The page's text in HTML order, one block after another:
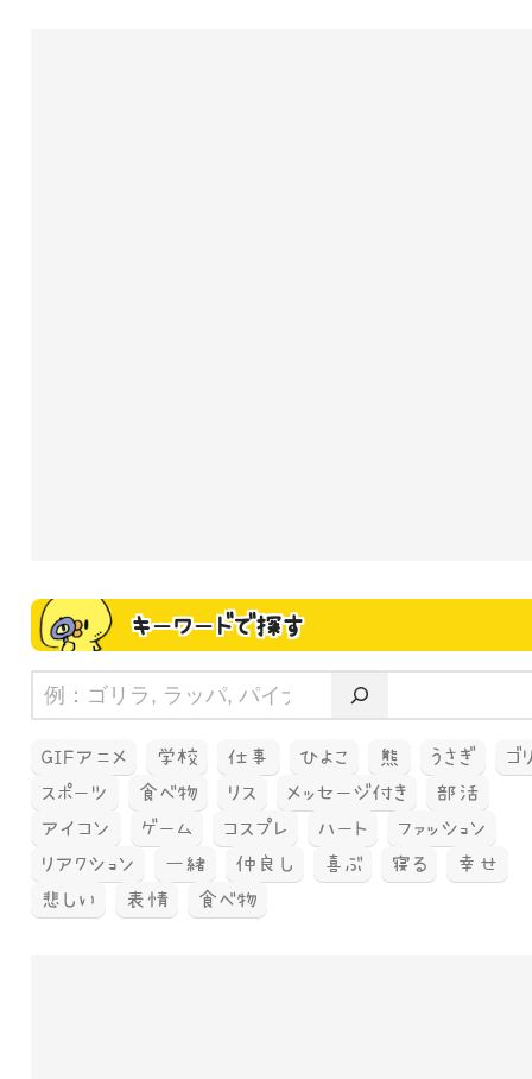
キーワードで探す
GIFアニメ 学校 仕事 ひよこ 熊 うさぎ
ゴ
スポーツ
食べ物 リス メッセージ付き
部活
アイコン
ゲーム コスプレ ハート
ファッション
リアクション
一緒 仲良し 喜ぶ 寝る
幸せ
悲しい
表情 食べ物